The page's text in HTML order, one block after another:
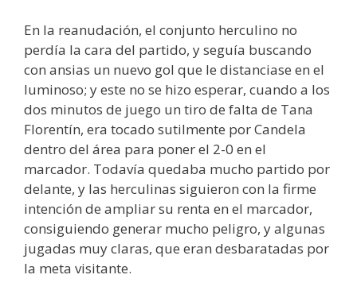
En la reanudación, el conjunto herculino no
perdía la cara del partido, y seguía buscando
con ansias un nuevo gol que le distanciase en el
luminoso; y este no se hizo esperar, cuando a los
dos minutos de juego un tiro de falta de Tana
Florentín, era tocado sutilmente por Candela
dentro del área para poner el 2-0 en el
marcador. Todavía quedaba mucho partido por
delante, y las herculinas siguieron con la firme
intención de ampliar su renta en el marcador,
consiguiendo generar mucho peligro, y algunas
jugadas muy claras, que eran desbaratadas por
la meta visitante.